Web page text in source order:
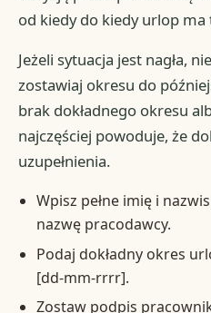
od kiedy do kiedy urlop ma
Jeżeli sytuacja jest nagła,
zostawiaj okresu do
brak dokładnego okresu
najczęściej powoduje, że
uzupełnienia.
Wpisz pełne imię i
nazwę pracodawcy.
Podaj dokładny okres
[dd-mm-rrrr].
Zostaw podpis